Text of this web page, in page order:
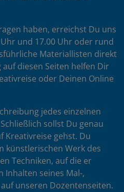
haben, erreichst Du uns
und 17.00 Uhr oder rund
Materiallisten direkt
diesen Seiten helfen Dir
oder Deinen Online
jedes einzelnen
sollst Du genau
Kreativreise gehst. Du
künstlerischen Werk des
Techniken, auf die er
Inhalten seines Mal-,
unseren Dozentenseiten.